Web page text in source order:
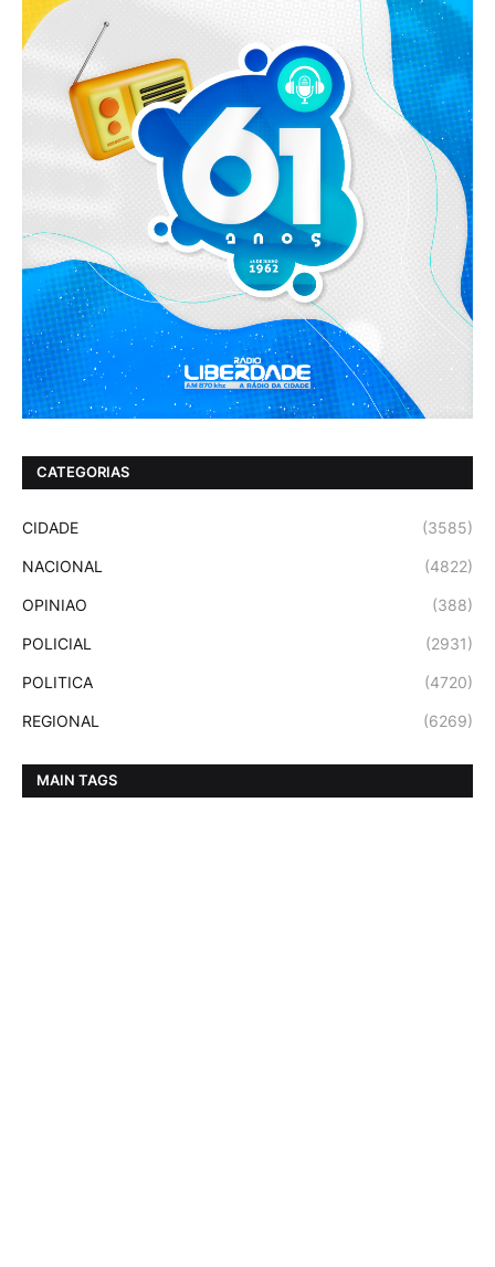
CATEGORIAS
CIDADE (3585)
NACIONAL (4822)
OPINIAO (388)
POLICIAL (2931)
POLITICA (4720)
REGIONAL (6269)
MAIN TAGS